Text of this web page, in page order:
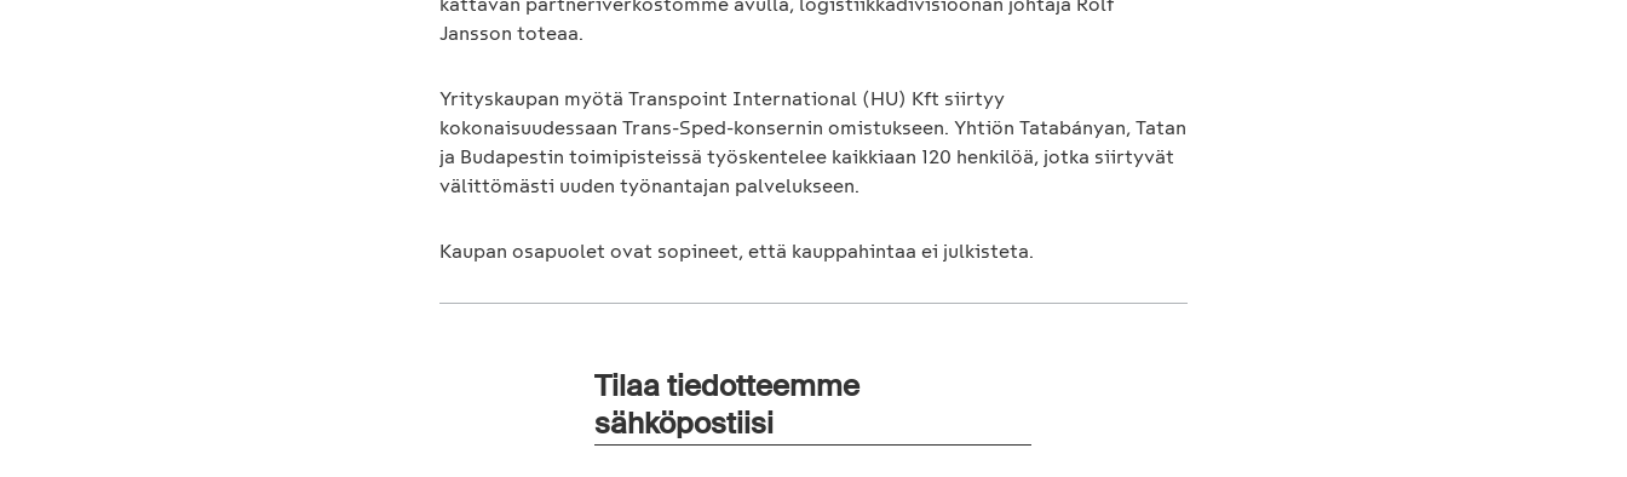
Jansson toteaa.
Yrityskaupan myötä Transpoint International (HU) Kft siirtyy
kokonaisuudessaan Trans-Sped-konsernin omistukseen. Yhtiön Tatabányan, Tatan
ja Budapestin toimipisteissä työskentelee kaikkiaan 120 henkilöä, jotka siirtyvät
välittömästi uuden työnantajan palvelukseen.
Kaupan osapuolet ovat sopineet, että kauppahintaa ei julkisteta.